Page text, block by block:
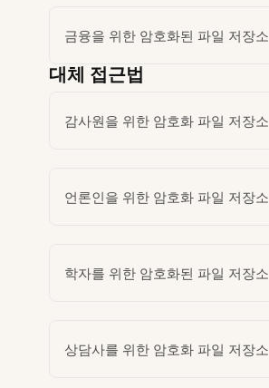
금융을 위한 암호화된 파일 저장소
대체 접근법
감사원을 위한 암호화 파일 저장소
언론인을 위한 암호화 파일 저장소
학자를 위한 암호화된 파일 저장소
상담사를 위한 암호화 파일 저장소